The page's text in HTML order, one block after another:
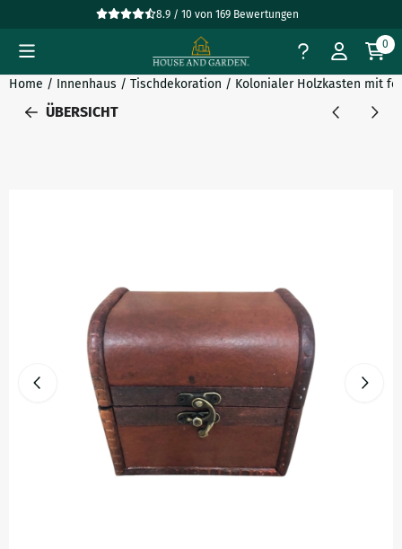
Cookie-Einstellungen verfügbar. Einstellungen wählen oder
8.9 / 10 von169 Bewertungen
0
Home / Innenhaus / Tischdekoration / Kolonialer Holzkasten mit
ÜBERSICHT